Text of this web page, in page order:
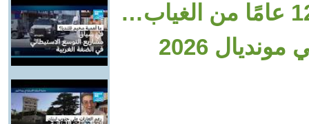
- الجزائر تعود بعد 12 عامًا من الغياب…
2026